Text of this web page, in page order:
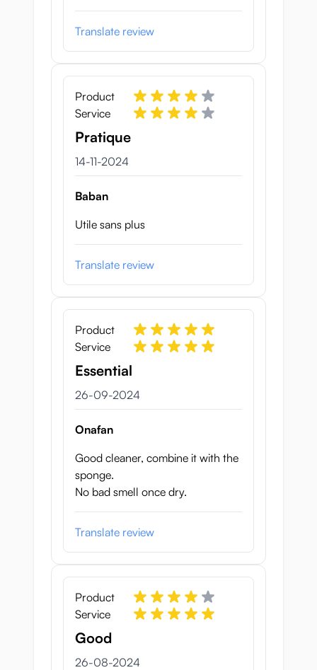
Translate review
Product
Service
Pratique
14 november 2024
14-11-2024
Baban
Utile sans plus
Translate review
Product
Service
Essential
26 september 2024
26-09-2024
Onafan
Good cleaner, combine it with the
sponge.
No bad smell once dry.
Translate review
Product
Service
Good
26 augustus 2024
26-08-2024